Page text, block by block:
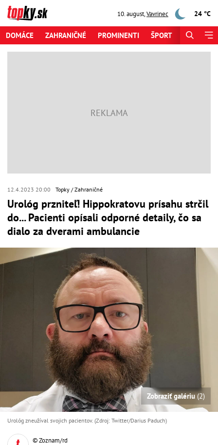
10. august,Vavrinec 24 °C
DOMÁCE ZAHRANIČNÉ PROMINENTI ŠPORT
12.4.2023 20:00 Topky Zahraničné
Urológ przniteľ! Hippokratovu prísahu strčil
do... Pacienti opísali odporné detaily, čo sa
dialo za dverami ambulancie
Zobraziť galériu(2)
Urológ zneužíval svojich pacientov. (Zdroj: Twitter/Darius Paduch)
© Zoznam/rd